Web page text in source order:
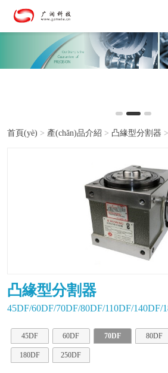
首頁(yè) > 產(chǎn)品介紹 > 凸緣型分割器
凸緣型分割器
45DF/60DF/70DF/80DF/110DF/140DF/
45DF 60DF 70DF 80DF
180DF 250DF